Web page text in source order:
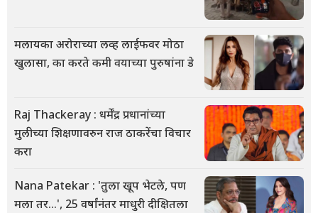
मलायका अरोराच्या लव्ह लाईफवर मोठा
खुलासा, का करते कमी वयाच्या पुरुषांना डे
Raj Thackeray : धर्मेंद्र प्रधानांच्या
मुलीच्या शिक्षणावरुन राज ठाकरेंचा विचार
करा
Nana Patekar : 'तुला खूप भेटले, पण
मला तर...', 25 वर्षांनंतर माधुरी दीक्षितला